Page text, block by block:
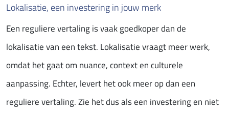
Lokalisatie, een investering in jouw merk
Een reguliere vertaling is vaak goedkoper dan de
lokalisatie van een tekst. Lokalisatie vraagt meer werk,
omdat het gaat om nuance, context en culturele
aanpassing. Echter, levert het ook meer op dan een
reguliere vertaling. Zie het dus als een investering en niet